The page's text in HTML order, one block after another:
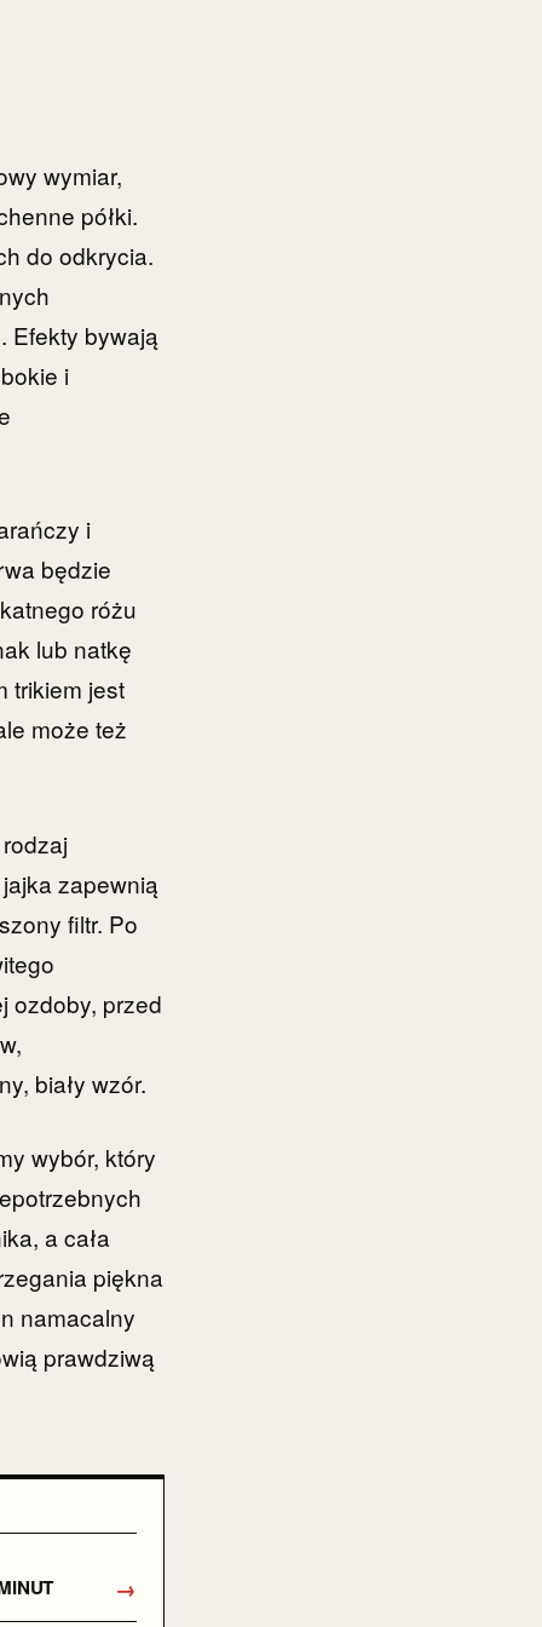
wymiar,
półki.
do odkrycia.
Efekty bywają
i
i
będzie
różu
lub natkę
trikiem jest
może też
zapewnią
filtr. Po
ozdoby, przed
biały wzór.
wybór, który
a cała
piękna
namacalny
prawdziwą
→